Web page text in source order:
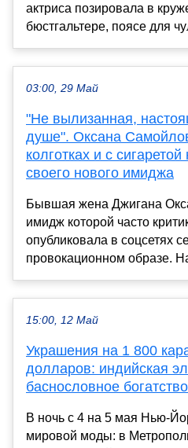
актриса позировала в
бюстгальтере, поясе для
03:00, 29 Май
"Не вылизанная,
душе". Оксана
колготках и с
своего нового имиджа
Бывшая жена Джигана
имидж которой часто
опубликовала в соцсетях
провокационном образе.
15:00, 12 Май
Украшения на 1 800
долларов: индийская
баснословное
В ночь с 4 на 5 мая Нью-
мировой моды: в